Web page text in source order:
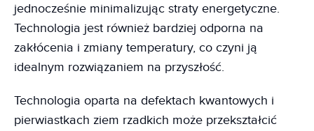
jednocześnie minimalizując straty energetyczne.
Technologia jest również bardziej odporna na
zakłócenia i zmiany temperatury, co czyni ją
idealnym rozwiązaniem na przyszłość.
Technologia oparta na defektach kwantowych i
pierwiastkach ziem rzadkich może przekształcić